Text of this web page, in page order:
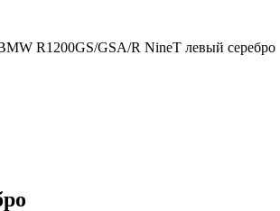
R1200GS/GSA/R NineT левый серебро